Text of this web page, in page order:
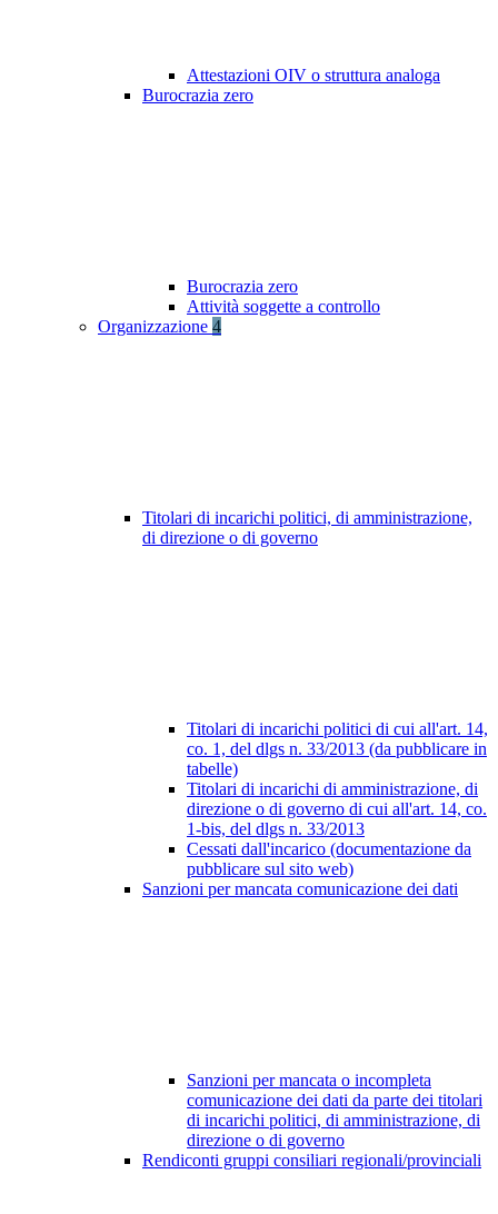
Attestazioni OIV o struttura analoga
Burocrazia zero
Burocrazia zero
Attività soggette a controllo
Organizzazione 4
Titolari di incarichi politici, di amministrazione,
di direzione o di governo
Titolari di incarichi politici di cui all'art. 14,
co. 1, del dlgs n. 33/2013 (da pubblicare in
tabelle)
Titolari di incarichi di amministrazione, di
direzione o di governo di cui all'art. 14, co.
1-bis, del dlgs n. 33/2013
Cessati dall'incarico (documentazione da
pubblicare sul sito web)
Sanzioni per mancata comunicazione dei dati
Sanzioni per mancata o incompleta
comunicazione dei dati da parte dei titolari
di incarichi politici, di amministrazione, di
direzione o di governo
Rendiconti gruppi consiliari regionali/provinciali